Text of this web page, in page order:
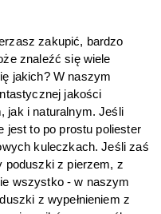
zakupić, bardzo
znaleźć się wiele
jakich? W naszym
jakości
jak i naturalnym. Jeśli
jest to po prostu poliester
kuleczkach. Jeśli zaś
poduszki z pierzem, z
wszystko - w naszym
z wypełnieniem z